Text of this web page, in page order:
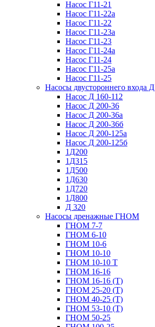
Насос Г11-21
Насос Г11-22а
Насос Г11-22
Насос Г11-23а
Насос Г11-23
Насос Г11-24а
Насос Г11-24
Насос Г11-25а
Насос Г11-25
Насосы двустороннего входа Д
Насос Д 160-112
Насос Д 200-36
Насос Д 200-36а
Насос Д 200-36б
Насос Д 200-125а
Насос Д 200-125б
1Д200
1Д315
1Д500
1Д630
1Д720
1Д800
Д 320
Насосы дренажные ГНОМ
ГНОМ 7-7
ГНОМ 6-10
ГНОМ 10-6
ГНОМ 10-10
ГНОМ 10-10 Т
ГНОМ 16-16
ГНОМ 16-16 (Т)
ГНОМ 25-20 (Т)
ГНОМ 40-25 (Т)
ГНОМ 53-10 (Т)
ГНОМ 50-25